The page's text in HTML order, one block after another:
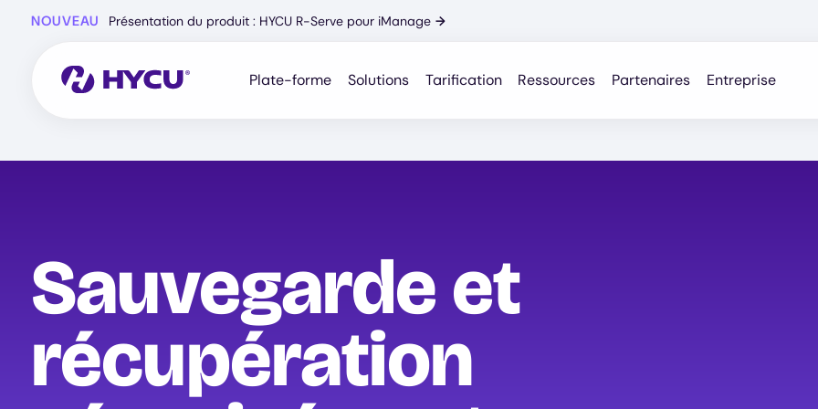
NOUVEAU Présentation du produit : HYCU R-Serve pour iManage →
Plate-forme Solutions Tarification Ressources Partenaires Entreprise
Sauvegarde et
récupération